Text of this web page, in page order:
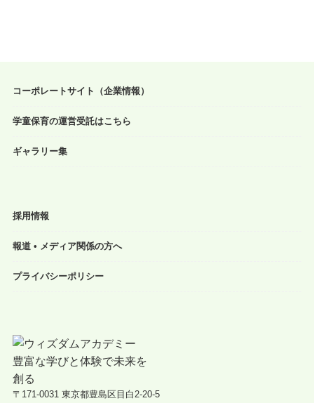
コーポレートサイト（企業情報）
学童保育の運営受託はこちら
ギャラリー集
採用情報
報道 • メディア関係の方へ
プライバシーポリシー
〒171-0031 東京都豊島区目白2-20-5